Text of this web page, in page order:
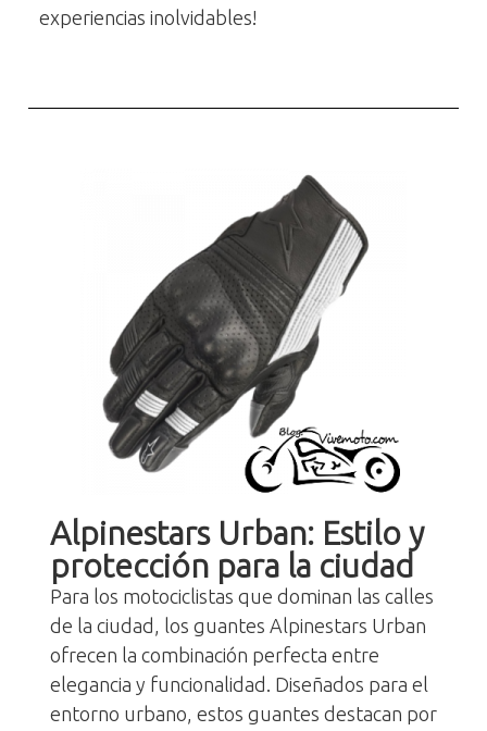
experiencias inolvidables!
Alpinestars Urban: Estilo y
protección para la ciudad
Para los motociclistas que dominan las calles
de la ciudad, los guantes Alpinestars Urban
ofrecen la combinación perfecta entre
elegancia y funcionalidad. Diseñados para el
entorno urbano, estos guantes destacan por